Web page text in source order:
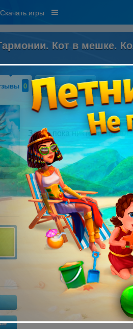
Скачать игры
Кот в мешке.
0 Прохождение 0
Здесь пока никто не писал